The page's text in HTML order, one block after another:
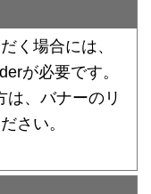
く場合には、
が必要です。
は、バナーのリ
さい。